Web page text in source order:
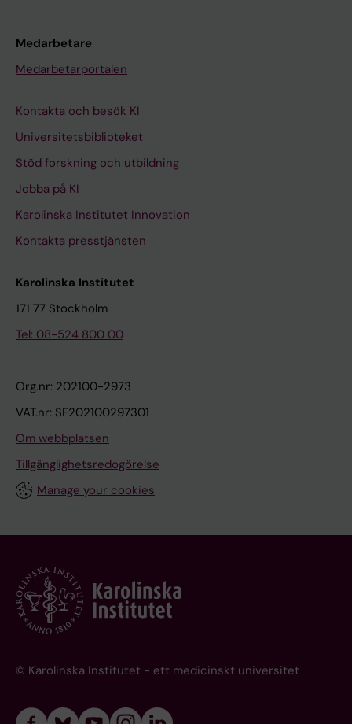
Medarbetare
Medarbetarportalen
Kontakta och besök KI
Universitetsbiblioteket
Stöd forskning och utbildning
Jobba på KI
Karolinska Institutet Innovation
Kontakta presstjänsten
Karolinska Institutet
171 77 Stockholm
Tel: 08-524 800 00
Org.nr: 202100-2973
VAT.nr: SE202100297301
Om webbplatsen
Tillgänglighetsredogörelse
Manage your cookies
© Karolinska Institutet - ett medicinskt universitet